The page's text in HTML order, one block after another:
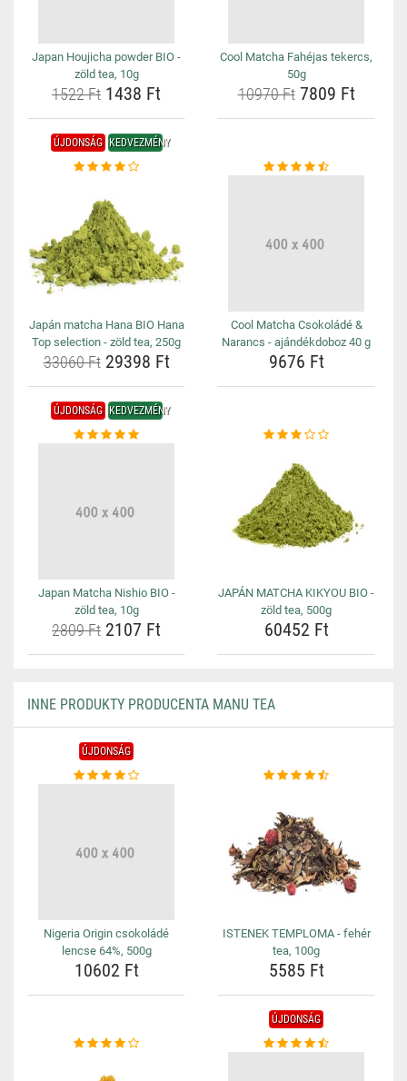
Japan Houjicha powder BIO -
zöld tea, 10g
1522 Ft 1438 Ft
Cool Matcha Fahéjas tekercs,
50g
10970 Ft7809 Ft
ÚJDONSÁG KEDVEZMÉNY
Japán matcha Hana BIO Hana
Top selection - zöld tea, 250g
33060 Ft29398 Ft
Cool Matcha Csokoládé &
Narancs - ajándékdoboz 40 g
9676 Ft
ÚJDONSÁG KEDVEZMÉNY
Japan Matcha Nishio BIO -
zöld tea, 10g
2809 Ft 2107 Ft
JAPÁN MATCHA KIKYOU BIO -
zöld tea, 500g
60452 Ft
INNE PRODUKTY PRODUCENTA MANU TEA
ÚJDONSÁG
Nigeria Origin csokoládé
lencse 64%, 500g
10602 Ft
ISTENEK TEMPLOMA - fehér
tea, 100g
5585 Ft
ÚJDONSÁG